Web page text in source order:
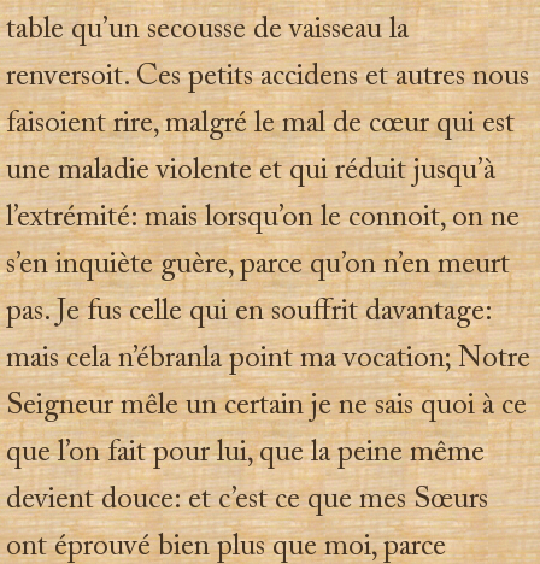
table qu’un secousse de vaisseau la
renversoit. Ces petits accidens et autres nous
faisoient rire, malgré le mal de cœur qui est
une maladie violente et qui réduit jusqu’à
l’extrémité: mais lorsqu’on le connoit, on ne
s’en inquiète guère, parce qu’on n’en meurt
pas. Je fus celle qui en souffrit davantage:
mais cela n’ébranla point ma vocation; Notre
Seigneur mêle un certain je ne sais quoi à ce
que l’on fait pour lui, que la peine même
devient douce: et c’est ce que mes Sœurs
ont éprouvé bien plus que moi, parce